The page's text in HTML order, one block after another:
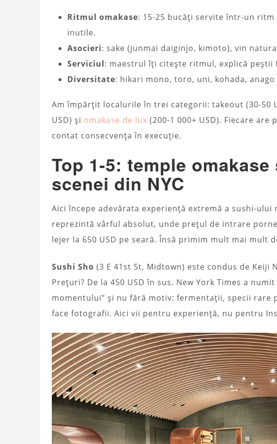
Ritmul omakase: 15-25 bucăți servite într-un
inutile.
Asocieri: sake (junmai daiginjo, kimoto), vin
Serviciul: maestrul îți citește ritmul, explică peștii
Diversitate: hikari mono, toro, uni, kohada,
Am împărțit localurile în trei categorii: takeout (30-50
USD) și omakase de lux (200-1 000+ USD). Fiecare
contat consecvența în execuție.
Top 1-5: temple
scenei din NYC
Aici începe adevărata experiență extremă a sushi-ului
reprezintă vârful absolut, unde prețul de intrare
lejer la 650 USD pe seară. Însă primim mult mai mult
Sushi Sho (3 E 41st St, Midtown) este condus de Keiji
Prețuri? De la 450 USD în sus. New York Times a
momentului” și nu fără motiv: fermentații, specii rare
face fotografii. Aici vii pentru experiență, nu pentru